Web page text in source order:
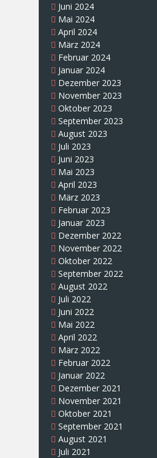
Juni 2024
Mai 2024
April 2024
März 2024
Februar 2024
Januar 2024
Dezember 2023
November 2023
Oktober 2023
September 2023
August 2023
Juli 2023
Juni 2023
Mai 2023
April 2023
März 2023
Februar 2023
Januar 2023
Dezember 2022
November 2022
Oktober 2022
September 2022
August 2022
Juli 2022
Juni 2022
Mai 2022
April 2022
März 2022
Februar 2022
Januar 2022
Dezember 2021
November 2021
Oktober 2021
September 2021
August 2021
Juli 2021